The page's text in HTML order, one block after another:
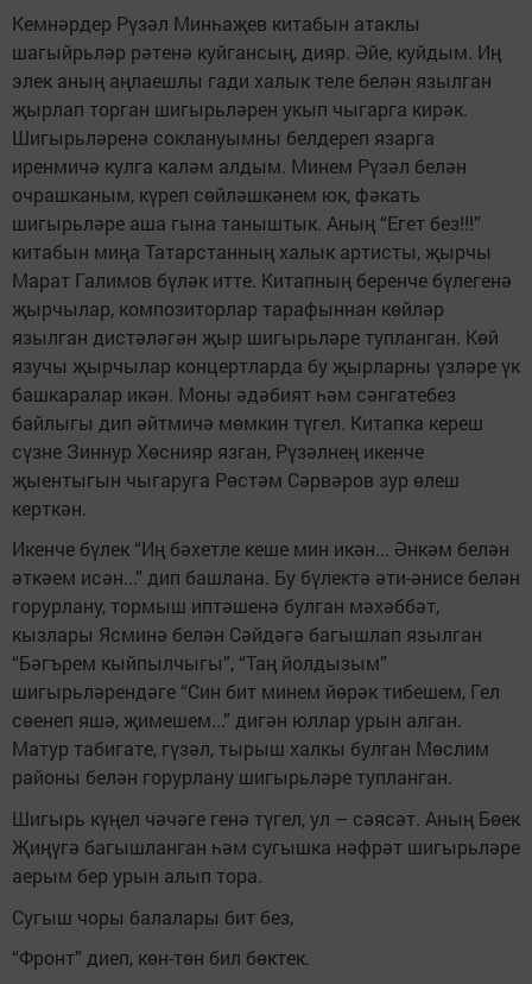
Кемнәрдер Рүзәл Минһаҗев китабын атаклы
шагыйрьләр рәтенә куйгансың, дияр. Әйе, куйдым. Иң
элек аның аңлаешлы гади халык теле белән язылган
җырлап торган шигырьләрен укып чыгарга кирәк.
Шигырьләренә соклануымны белдереп язарга
иренмичә кулга каләм алдым. Минем Рүзәл белән
очрашканым, күреп сөйләшкәнем юк, фәкать
шигырьләре аша гына таныштык. Аның “Егет без!!!”
китабын миңа Татарстанның халык артисты, җырчы
Марат Галимов бүләк итте. Китапның беренче бүлегенә
җырчылар, композиторлар тарафыннан көйләр
язылган дистәләгән җыр шигырьләре тупланган. Көй
язучы җырчылар концертларда бу җырларны үзләре үк
башкаралар икән. Моны әдәбият һәм сәнгатебез
байлыгы дип әйтмичә мөмкин түгел. Китапка кереш
сүзне Зиннур Хөснияр язган, Рүзәлнең икенче
җыентыгын чыгаруга Рөстәм Сәрвәров зур өлеш
керткән.
Икенче бүлек “Иң бәхетле кеше мин икән... Әнкәм белән
әткәем исән...” дип башлана. Бу бүлектә әти-әнисе белән
горурлану, тормыш иптәшенә булган мәхәббәт,
кызлары Ясминә белән Сәйдәгә багышлап язылган
“Бәгърем кыйпылчыгы”, “Таң йолдызым”
шигырьләрендәге “Син бит минем йөрәк тибешем, Гел
сөенеп яшә, җимешем...” дигән юллар урын алган.
Матур табигате, гүзәл, тырыш халкы булган Мөслим
районы белән горурлану шигырьләре тупланган.
Шигырь күңел чәчәге генә түгел, ул – сәясәт. Аның Бөек
Җиңүгә багышланган һәм сугышка нәфрәт шигырьләре
аерым бер урын алып тора.
Сугыш чоры балалары бит без,
“Фронт” диеп, көн-төн бил бөктек.